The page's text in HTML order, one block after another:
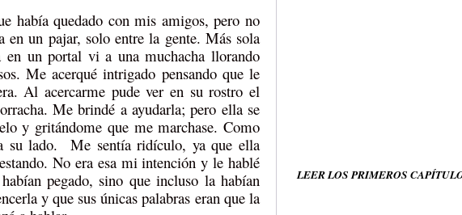
había quedado con mis amigos, pero no
un pajar, solo entre la gente. Más sola
en un portal vi a una muchacha llorando
Me acerqué intrigado pensando que le
Al acercarme pude ver en su rostro el
Me brindé a ayudarla; pero ella se
y gritándome que me marchase. Como
su lado. Me sentía ridículo, ya que ella
No era esa mi intención y le hablé
pegado, sino que incluso la habían
y que sus únicas palabras eran que la
LEER LOS PRIMEROS